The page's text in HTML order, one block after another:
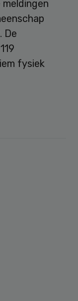
De
fysiek